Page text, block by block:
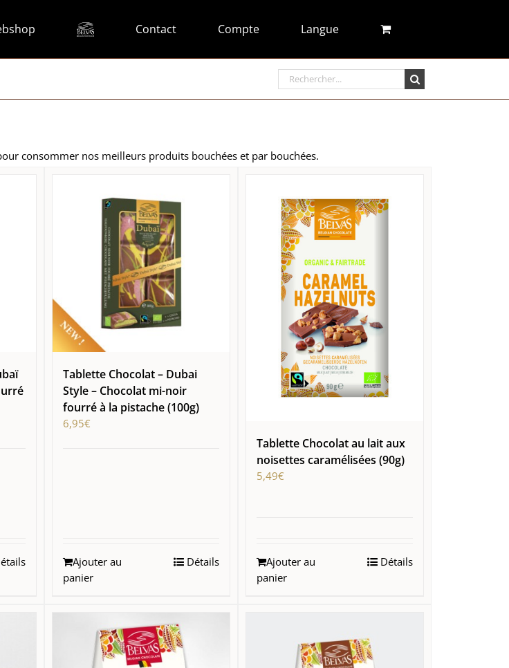
Contact Compte Langue
Rechercher:
consommer nos meilleurs produits bouchées et par bouchées.
Tablette Chocolat – Dubai
Style – Chocolat mi-noir
fourré à la pistache (100g)
6,95€
Ajouter au
panier
Détails
Tablette Chocolat au lait aux
noisettes caramélisées (90g)
5,49€
Ajouter au
panier
Détails